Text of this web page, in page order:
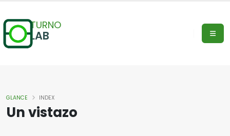
TURNO
LAB
Un vistazo
GLANCE INDEX